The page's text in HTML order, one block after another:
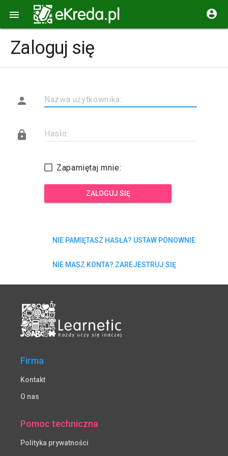


Zaloguj się
 Nazwa użytkownika:
 Hasło:
Zapamiętaj mnie:
ZALOGUJ SIĘ
NIE PAMIĘTASZ HASŁA? USTAW PONOWNIE
NIE MASZ KONTA? ZAREJESTRUJ SIĘ
Firma
Kontakt
O nas
Pomoc techniczna
Polityka prywatności